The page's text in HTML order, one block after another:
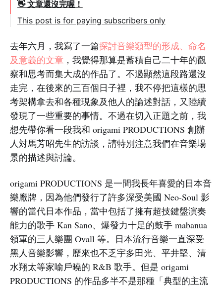
👋 文章還沒完喔！
This post is for paying subscribers only
去年六月，我寫了一篇探討音樂類型的形成、命名
及意義的文章 ，我覺得那算是蓄積自己二十年的觀
察和思考而集大成的作品了。不過顯然這段路還沒
走完，在後來的三百個日子裡，我不停把這樣的思
考架構拿去和各種現象及他人的論述對話，又陸續
發現了一些重要的事情。不過在切入正題之前，我
想先帶你看一段我和 origami PRODUCTIONS 創辦
人対馬芳昭先生的訪談，請特別注意我們在音樂場
景的描述與討論。
origami PRODUCTIONS 是一間我長年喜愛的日本音
樂廠牌，因為他們發行了許多深受美國 Neo-Soul 影
響的當代日本作品，當中包括了擁有超技鍵盤演奏
能力的歌手 Kan Sano、爆發力十足的鼓手 mabanua
領軍的三人樂團 Ovall 等。日本流行音樂一直深受
黑人音樂影響，歷來也不乏宇多田光、平井堅、清
水翔太等家喻戶曉的 R&B 歌手。但是 origami
PRODUCTIONS 的作品多半不是那種「典型的主流